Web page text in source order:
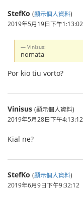
StefKo (顯示個人資料)
2019年5月19日下午1:13:02
Vinisus:
nomata
Por kio tiu vorto?
Vinisus (顯示個人資料)
2019年5月28日下午4:13:12
Kial ne?
StefKo (顯示個人資料)
2019年6月9日下午9:32:12